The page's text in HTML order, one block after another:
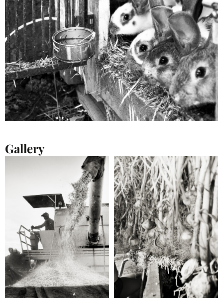
Gallery